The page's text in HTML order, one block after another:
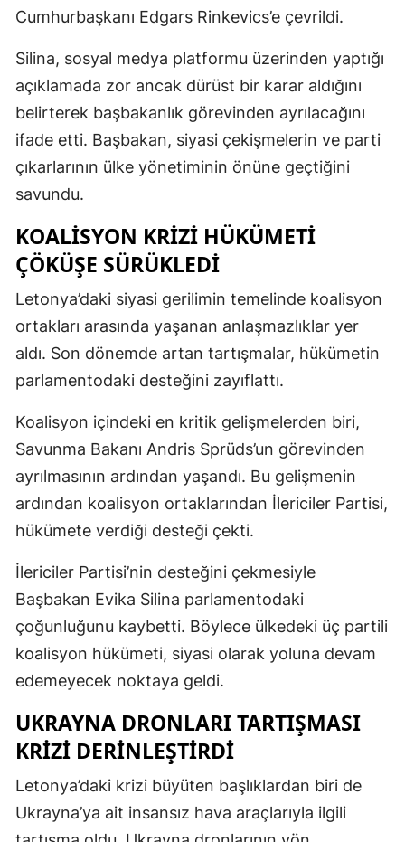
Cumhurbaşkanı Edgars Rinkevics’e çevrildi.
Silina, sosyal medya platformu üzerinden yaptığı
açıklamada zor ancak dürüst bir karar aldığını
belirterek başbakanlık görevinden ayrılacağını
ifade etti. Başbakan, siyasi çekişmelerin ve parti
çıkarlarının ülke yönetiminin önüne geçtiğini
savundu.
KOALISYON KRIZI HÜKÜMETI
ÇÖKÜŞE SÜRÜKLEDI
Letonya’daki siyasi gerilimin temelinde koalisyon
ortakları arasında yaşanan anlaşmazlıklar yer
aldı. Son dönemde artan tartışmalar, hükümetin
parlamentodaki desteğini zayıflattı.
Koalisyon içindeki en kritik gelişmelerden biri,
Savunma Bakanı Andris Sprüds’un görevinden
ayrılmasının ardından yaşandı. Bu gelişmenin
ardından koalisyon ortaklarından İlericiler Partisi,
hükümete verdiği desteği çekti.
İlericiler Partisi’nin desteğini çekmesiyle
Başbakan Evika Silina parlamentodaki
çoğunluğunu kaybetti. Böylece ülkedeki üç partili
koalisyon hükümeti, siyasi olarak yoluna devam
edemeyecek noktaya geldi.
UKRAYNA DRONLARI TARTIŞMASI
KRIZI DERINLEŞTIRDI
Letonya’daki krizi büyüten başlıklardan biri de
Ukrayna’ya ait insansız hava araçlarıyla ilgili